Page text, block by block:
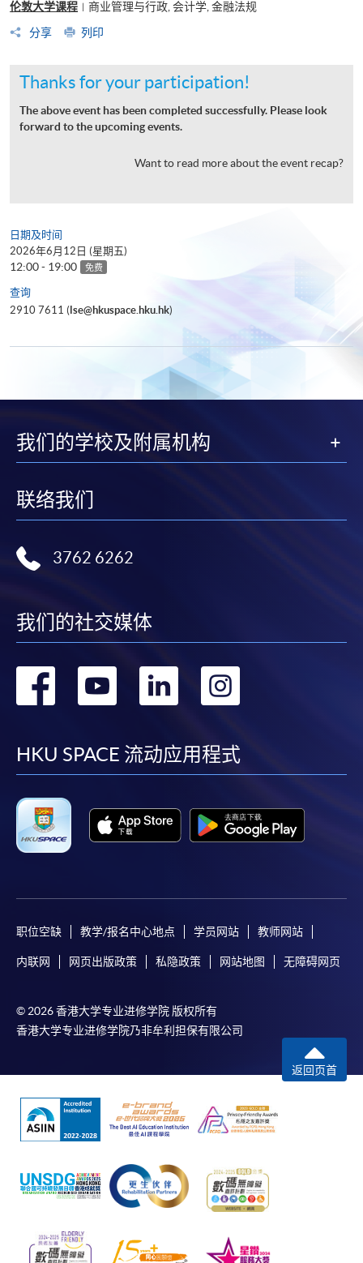
伦敦大学课程 | 商业管理与行政, 会计学, 金融法规
分享
列印
Thanks for your participation!
The above event has been completed successfully. Please look
forward to the upcoming events.
Want to read more about the event recap?
日期及时间
2026年6月12日 (星期五)
12:00 - 19:00 免费
查询
2910 7611 (lse@hkuspace.hku.hk)
我们的学校及附属机构
联络我们
3762 6262
我们的社交媒体
转
facebook
转
youtube
转
linkedin
转
HKU SPACE 流动应用程式
职位空缺 教学/报名中心地点 学员网站 教师网站
内联网 网页出版政策 私隐政策 网站地图 无障碍网页
© 2026 香港大学专业进修学院 版权所有
香港大学专业进修学院乃非牟利担保有限公司
返回页首